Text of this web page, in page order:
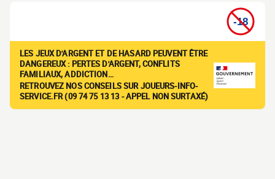
LES JEUX D'ARGENT ET DE HASARD PEUVENT ÊTRE
DANGEREUX : PERTES D'ARGENT, CONFLITS
FAMILIAUX, ADDICTION…
RETROUVEZ NOS CONSEILS SUR JOUEURS-INFO-
SERVICE.FR (09 74 75 13 13 - APPEL NON SURTAXÉ)